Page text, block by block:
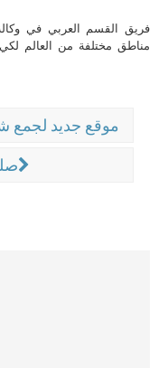
فريق القسم العربي في
مناطق مختلفة من العالم
موقع جديد لجمع